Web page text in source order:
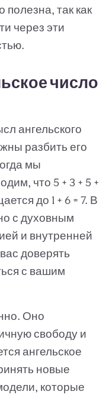
полезна, так как
через эти
число
ангельского
разбить его
мы
что 5 + 3 + 5 +
до 1 + 6 = 7. В
с духовным
и внутренней
доверять
с вашим
Оно
свободу и
ангельское
новые
которые